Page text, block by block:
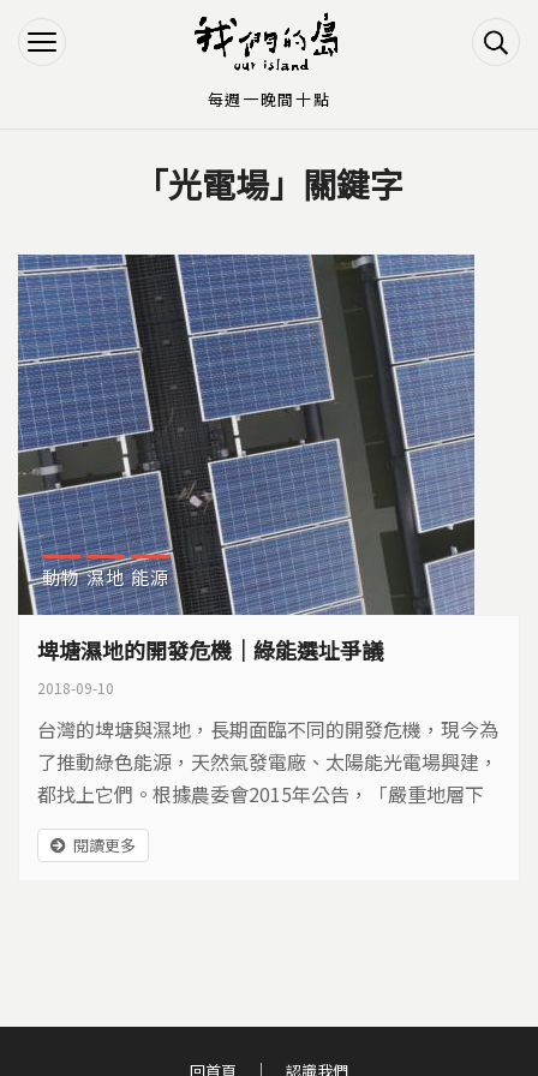
Jump to Navigation
Jump to Main content
「光電場」關鍵字
動物 濕地 能源
埤塘濕地的開發危機｜綠能選址爭議
2018-09-10
台灣的埤塘與濕地，長期面臨不同的開發危機，現今為
了推動綠色能源，天然氣發電廠、太陽能光電場興建，
都找上它們。根據農委會2015年公告，「嚴重地層下
陷不利耕作地區，可以設置綠能設施」。盤點出可利用
面積約1253公頃，其中許多是濕地區域。現今再增加
閱讀更多
回首頁 認識我們
每週一晚間十點